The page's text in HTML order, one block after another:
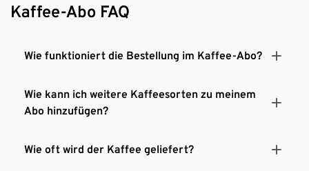
Kaffee-Abo FAQ
Wie funktioniert die Bestellung im Kaffee-Abo?
Wie kann ich weitere Kaffeesorten zu meinem
Abo hinzufügen?
Wie oft wird der Kaffee geliefert?